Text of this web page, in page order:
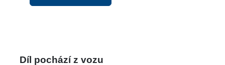
Díl pochází z vozu